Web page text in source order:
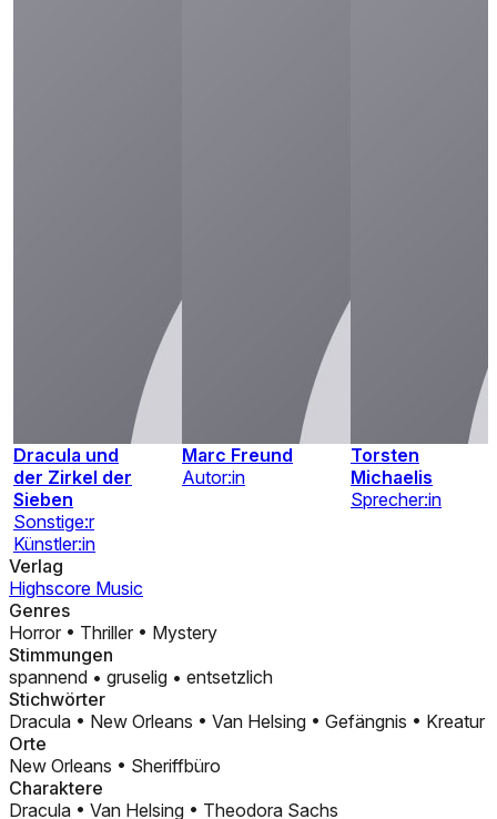
Dracula und
der Zirkel der
Sieben
Sonstige:r
Künstler:in
Marc Freund
Autor:in
Torsten
Michaelis
Sprecher:in
Verlag
Highscore Music
Genres
Horror • Thriller • Mystery
Stimmungen
spannend • gruselig • entsetzlich
Stichwörter
Dracula • New Orleans • Van Helsing • Gefängnis • Kreatur
Orte
New Orleans • Sheriffbüro
Charaktere
Dracula • Van Helsing • Theodora Sachs